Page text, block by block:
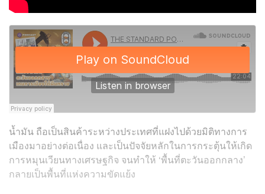
น้ำมัน ถือเป็นสินค้าระหว่างประเทศที่แฝงไปด้วยมิติทางการ
เมืองมาอย่างต่อเนื่อง และเป็นปัจจัยหลักในการกระตุ้นให้เกิด
การหมุนเวียนทางเศรษฐกิจ จนทำให้ ‘พื้นที่ตะวันออกกลาง’
กลายเป็นพื้นที่แห่งความขัดแย้ง